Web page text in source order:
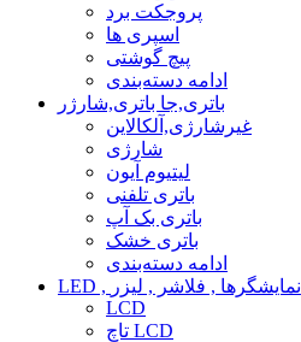
پروجکت برد
اسپری ها
پیچ گوشتی
ادامه دسته‌بندی
باتری,جا باتری,شارژر
غیرشارژی,آلکالاین
شارژی
لیتیوم آیون
باتری تلفنی
باتری بک آپ
باتری خشک
ادامه دسته‌بندی
LED , نمایشگرها , فلاشر , لیزر
LCD
تاچ LCD